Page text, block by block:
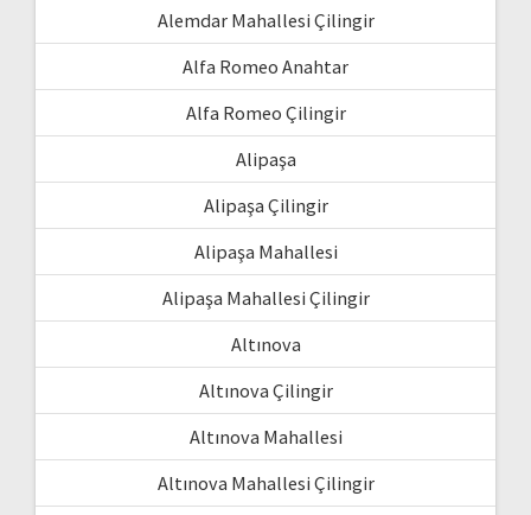
Alemdar Mahallesi Çilingir
Alfa Romeo Anahtar
Alfa Romeo Çilingir
Alipaşa
Alipaşa Çilingir
Alipaşa Mahallesi
Alipaşa Mahallesi Çilingir
Altınova
Altınova Çilingir
Altınova Mahallesi
Altınova Mahallesi Çilingir